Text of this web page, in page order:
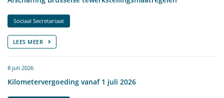
Sociaal Secretariaat
LEES MEER
8 juli 2026
Kilometervergoeding vanaf 1 juli 2026